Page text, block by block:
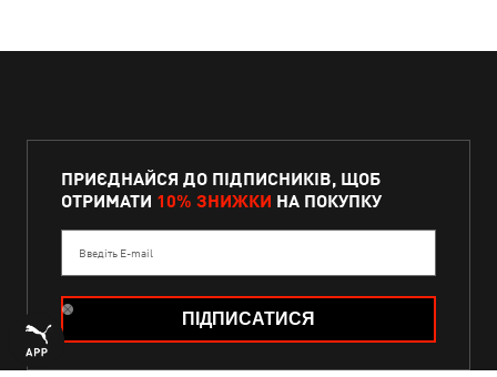
ПРИЄДНАЙСЯ ДО ПІДПИСНИКІВ, ЩОБ
ОТРИМАТИ 10% ЗНИЖКИ НА ПОКУПКУ
Введіть E-mail
ПІДПИСАТИСЯ